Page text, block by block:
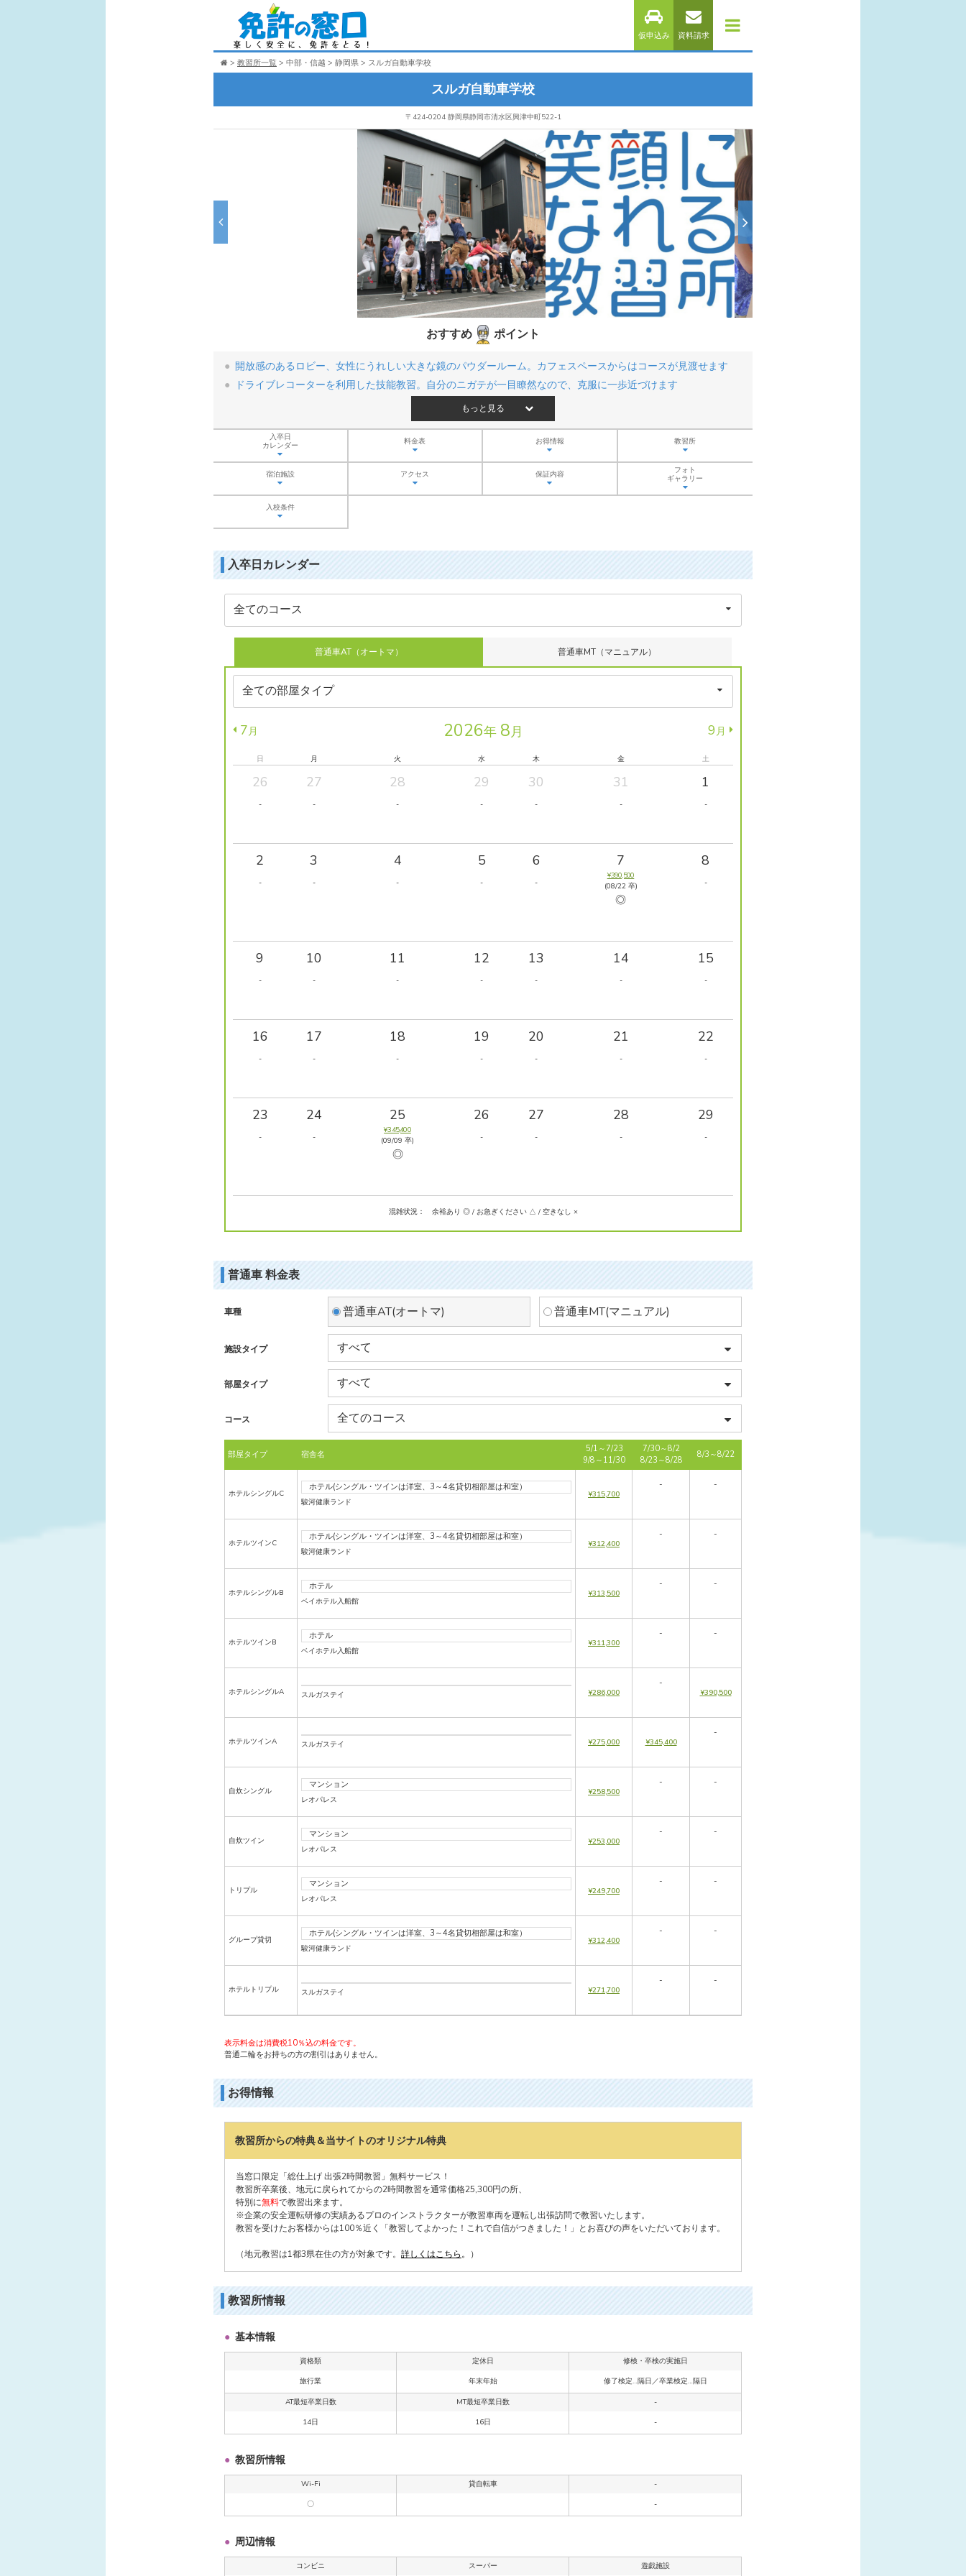
仮申込み 資料請求
教習所一覧 中部・信越 静岡県 スルガ自動車学校
スルガ自動車学校
〒424-0204 静岡県静岡市清水区興津中町522-1
おすすめ ポイント
開放感のあるロビー、女性にうれしい大きな鏡のパウダールーム。カフェスペースからはコースが見渡せます
ドライブレコーターを利用した技能教習。自分のニガテが一目瞭然なので、克服に一歩近づけます
もっと見る
入卒日
カレンダー
料金表 お得情報 教習所
宿泊施設 アクセス 保証内容
フォト
ギャラリー
入校条件
入卒日カレンダー
普通車AT（オートマ） 普通車MT（マニュアル）
7月 2026年 8月 9月
日 月 火 水 木 金 土
26
-
27
-
28
-
29
-
30
-
31
-
1
-
2
-
3
-
4
-
5
-
6
-
7
¥390,500
(08/22 卒)
◎
8
-
9
-
10
-
11
-
12
-
13
-
14
-
15
-
16
-
17
-
18
-
19
-
20
-
21
-
22
-
23
-
24
-
25
¥345,400
(09/09 卒)
◎
26
-
27
-
28
-
29
-
混雑状況： 余裕あり ◎ / お急ぎください △ / 空きなし ×
普通車 料金表
車種 普通車AT(オートマ) 普通車MT(マニュアル)
施設タイプ
部屋タイプ
コース
部屋タイプ 宿舎名
5/1～7/23
9/8～11/30
7/30～8/2
8/23～8/28
8/3～8/22
ホテルシングルC
ホテル(シングル・ツインは洋室、3～4名貸切相部屋は和室）
駿河健康ランド
¥315,700
- -
ホテルツインC
ホテル(シングル・ツインは洋室、3～4名貸切相部屋は和室）
駿河健康ランド
¥312,400
- -
ホテルシングルB
ホテル
ベイホテル入船館
¥313,500
- -
ホテルツインB
ホテル
ベイホテル入船館
¥311,300
- -
ホテルシングルA スルガステイ ¥286,000
-
¥390,500
ホテルツインA スルガステイ ¥275,000 ¥345,400
-
自炊シングル
マンション
レオパレス
¥258,500
- -
自炊ツイン
マンション
レオパレス
¥253,000
- -
トリプル
マンション
レオパレス
¥249,700
- -
グループ貸切
ホテル(シングル・ツインは洋室、3～4名貸切相部屋は和室）
駿河健康ランド
¥312,400
- -
ホテルトリプル スルガステイ ¥271,700
- -
表示料金は消費税10％込の料金です。
普通二輪をお持ちの方の割引はありません。
お得情報
教習所からの特典＆当サイトのオリジナル特典
当窓口限定「総仕上げ 出張2時間教習」無料サービス！
教習所卒業後、地元に戻られてからの2時間教習を通常価格25,300円の所、
特別に無料で教習出来ます。
※企業の安全運転研修の実績あるプロのインストラクターが教習車両を運転し出張訪問で教習いたします。
教習を受けたお客様からは100％近く「教習してよかった！これで自信がつきました！」とお喜びの声をいただいております。
（地元教習は1都3県在住の方が対象です。 詳しくはこちら。 ）
教習所情報
基本情報
資格類 定休日
修検・卒検の実施日
旅行業
年末年始 修了検定…隔日／卒業検定…隔日
AT最短卒業日数 MT最短卒業日数
-
14日
16日 -
教習所情報
Wi-Fi 貸自転車
-
〇
-
周辺情報
コンビニ スーパー 遊戯施設